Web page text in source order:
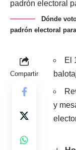
Dónde
padrón electoral
Compartir
El
y